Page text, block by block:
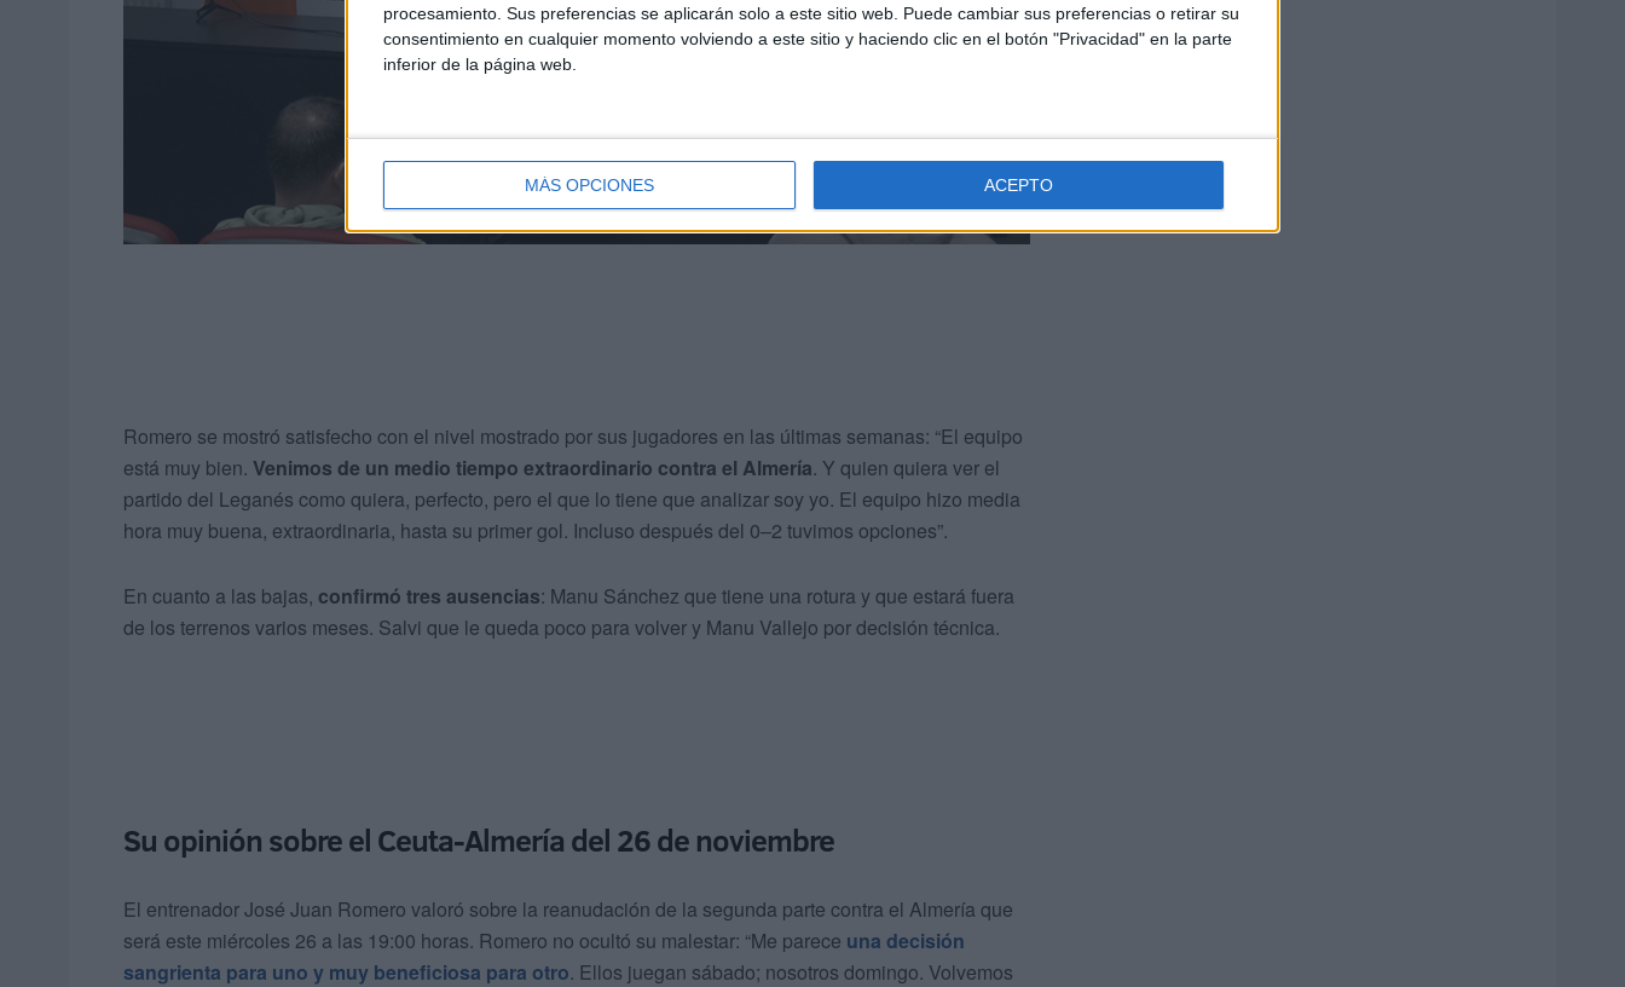
procesamiento. Sus preferencias se aplicarán solo a este sitio web. Puede cambiar sus preferencias o retirar su
consentimiento en cualquier momento volviendo a este sitio y haciendo clic en el botón "Privacidad" en la parte
inferior de la página web.
MÁS OPCIONES ACEPTO
Romero se mostró satisfecho con el nivel mostrado por sus jugadores en las últimas semanas: “El equipo
está muy bien. Venimos de un medio tiempo extraordinario contra el Almería. Y quien quiera ver el
partido del Leganés como quiera, perfecto, pero el que lo tiene que analizar soy yo. El equipo hizo media
hora muy buena, extraordinaria, hasta su primer gol. Incluso después del 0–2 tuvimos opciones”.
En cuanto a las bajas, confirmó tres ausencias: Manu Sánchez que tiene una rotura y que estará fuera
de los terrenos varios meses. Salvi que le queda poco para volver y Manu Vallejo por decisión técnica.
Su opinión sobre el Ceuta-Almería del 26 de noviembre
El entrenador José Juan Romero valoró sobre la reanudación de la segunda parte contra el Almería que
será este miércoles 26 a las 19:00 horas. Romero no ocultó su malestar: “Me parece una decisión
sangrienta para uno y muy beneficiosa para otro. Ellos juegan sábado; nosotros domingo. Volvemos